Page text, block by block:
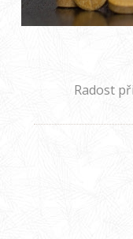
Radost